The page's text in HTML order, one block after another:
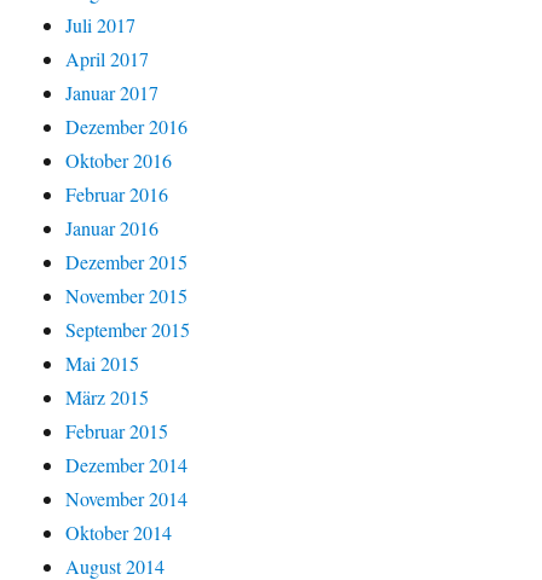
Juli 2017
April 2017
Januar 2017
Dezember 2016
Oktober 2016
Februar 2016
Januar 2016
Dezember 2015
November 2015
September 2015
Mai 2015
März 2015
Februar 2015
Dezember 2014
November 2014
Oktober 2014
August 2014